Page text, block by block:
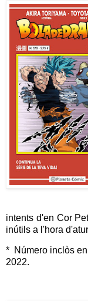
intents d'en Cor
inútils a l'hora
* Número inclòs
2022.